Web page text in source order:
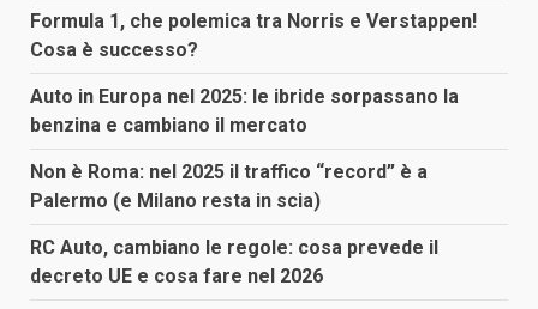
Formula 1, che polemica tra Norris e Verstappen!
Cosa è successo?
Auto in Europa nel 2025: le ibride sorpassano la
benzina e cambiano il mercato
Non è Roma: nel 2025 il traffico “record” è a
Palermo (e Milano resta in scia)
RC Auto, cambiano le regole: cosa prevede il
decreto UE e cosa fare nel 2026